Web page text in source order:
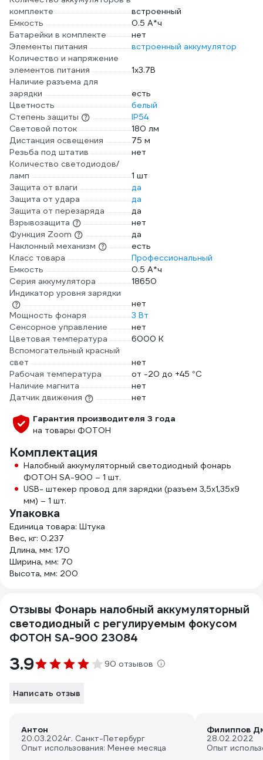
комплекте
встроенный
Емкость
0.5 А*ч
Батарейки в комплекте
нет
Элементы питания
встроенный аккумулятор
Количество и напряжение
элементов питания
1х3.7В
Наличие разъема для
зарядки
есть
Цветность
белый
Степень защиты
IP54
Световой поток
180 лм
Дистанция освещения
75 м
Резьба под штатив
нет
Количество светодиодов/
ламп
1 шт
Защита от влаги
да
Защита от удара
да
Защита от перезаряда
да
Взрывозащита
нет
Функция Zoom
да
Наклонный механизм
есть
Класс товара
Профессиональный
Емкость
0.5 А*ч
Серия аккумулятора
18650
Индикатор уровня зарядки
нет
Мощность фонаря
3 Вт
Сенсорное управление
нет
Цветовая температура
6000 К
Вспомогательный красный
свет
нет
Рабочая температура
от -20 до +45 °С
Наличие магнита
нет
Датчик движения
нет
Гарантия производителя 3 года
на товары ФОТОН
Комплектация
Налобный аккумуляторный светодиодный фонарь
ФОТОН SА-900 – 1 шт.
USB- штекер провод для зарядки (разъем 3,5х1,35х9
мм) – 1 шт.
Упаковка
Единица товара: Штука
Вес, кг: 0.237
Длина, мм: 170
Ширина, мм: 70
Высота, мм: 200
Отзывы Фонарь налобный аккумуляторный
светодиодный с регулируемым фокусом
ФОТОН SА-900 23084
3.9 90 отзывов
Написать отзыв
Антон
20.03.2024г. Санкт-Петербург
Опыт использования: Менее месяца
Филиппов
28.02.2022
Опыт